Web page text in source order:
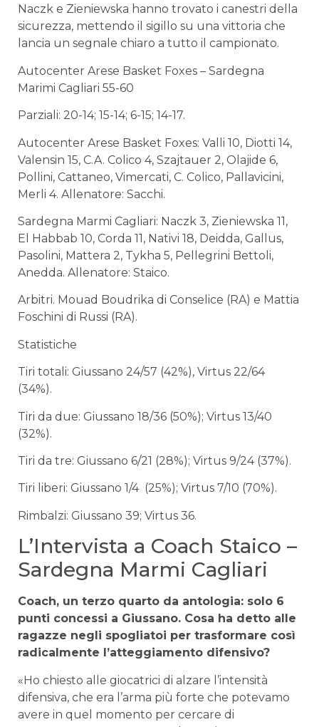
Naczk e Zieniewska hanno trovato i canestri della
sicurezza, mettendo il sigillo su una vittoria che
lancia un segnale chiaro a tutto il campionato.
Autocenter Arese Basket Foxes – Sardegna
Marimi Cagliari 55-60
Parziali: 20-14; 15-14; 6-15; 14-17.
Autocenter Arese Basket Foxes: Valli 10, Diotti 14,
Valensin 15, C.A. Colico 4, Szajtauer 2, Olajide 6,
Pollini, Cattaneo, Vimercati, C. Colico, Pallavicini,
Merli 4. Allenatore: Sacchi.
Sardegna Marmi Cagliari: Naczk 3, Zieniewska 11,
El Habbab 10, Corda 11, Nativi 18, Deidda, Gallus,
Pasolini, Mattera 2, Tykha 5, Pellegrini Bettoli,
Anedda. Allenatore: Staico.
Arbitri. Mouad Boudrika di Conselice (RA) e Mattia
Foschini di Russi (RA).
Statistiche
Tiri totali: Giussano 24/57 (42%), Virtus 22/64
(34%).
Tiri da due: Giussano 18/36 (50%); Virtus 13/40
(32%).
Tiri da tre: Giussano 6/21 (28%); Virtus 9/24 (37%).
Tiri liberi: Giussano 1/4 (25%); Virtus 7/10 (70%).
Rimbalzi: Giussano 39; Virtus 36.
L’Intervista a Coach Staico –
Sardegna Marmi Cagliari
Coach, un terzo quarto da antologia: solo 6
punti concessi a Giussano. Cosa ha detto alle
ragazze negli spogliatoi per trasformare così
radicalmente l’atteggiamento difensivo?
«Ho chiesto alle giocatrici di alzare l’intensità
difensiva, che era l’arma più forte che potevamo
avere in quel momento per cercare di